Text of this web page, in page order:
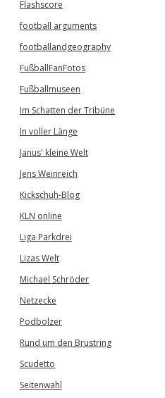
Flashscore
football arguments
footballandgeography
FußballFanFotos
Fußballmuseen
Im Schatten der Tribüne
In voller Länge
Janus' kleine Welt
Jens Weinreich
Kickschuh-Blog
KLN online
Liga Parkdrei
Lizas Welt
Michael Schröder
Netzecke
Podbolzer
Rund um den Brustring
Scudetto
Seitenwahl